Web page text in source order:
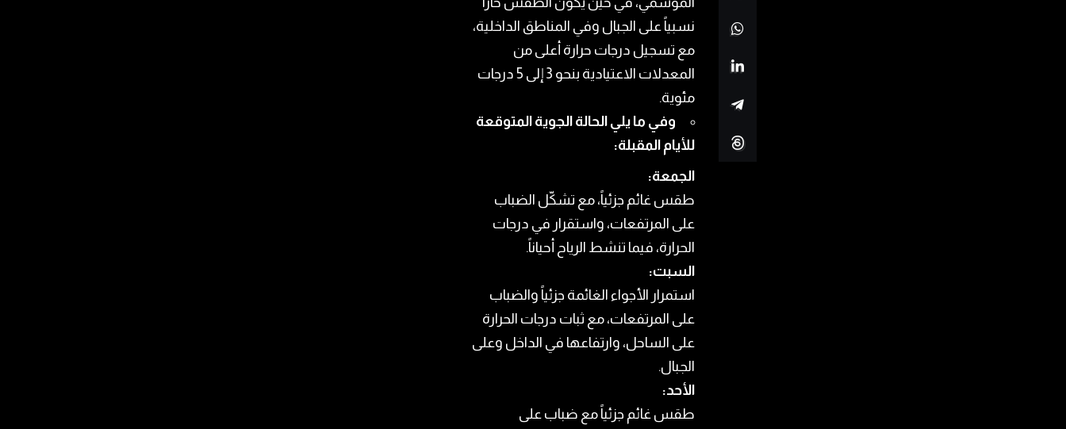
نسبياً على الجبال وفي المناطق الداخلية،
مع تسجيل درجات حرارة أعلى من
المعدلات الاعتيادية بنحو 3 إلى 5 درجات
مئوية.
وفي ما يلي الحالة الجوية المتوقعة
للأيام المقبلة:
الجمعة:
طقس غائم جزئياً، مع تشكّل الضباب
على المرتفعات، واستقرار في درجات
الحرارة، فيما تنشط الرياح أحياناً.
السبت:
استمرار الأجواء الغائمة جزئياً والضباب
على المرتفعات، مع ثبات درجات الحرارة
على الساحل، وارتفاعها في الداخل وعلى
الجبال.
الأحد:
طقس غائم جزئياً مع ضباب على